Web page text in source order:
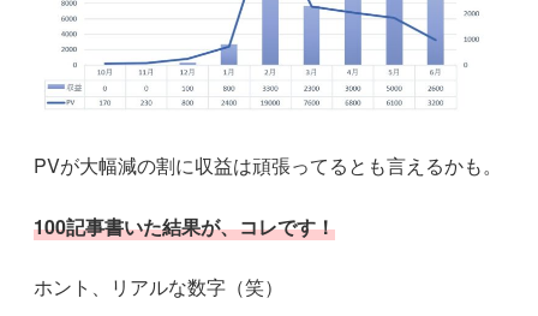
PVが大幅減の割に収益は頑張ってるとも言えるかも。
100記事書いた結果が、コレです！
ホント、リアルな数字（笑）